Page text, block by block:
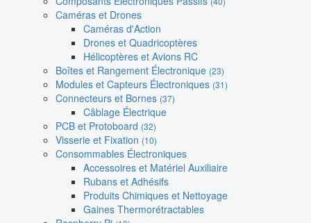
Caméras et Drones
Caméras d'Action
Drones et Quadricoptères
Hélicoptères et Avions RC
Boîtes et Rangement Électronique (23)
Modules et Capteurs Électroniques (31)
Connecteurs et Bornes (37)
Câblage Électrique
PCB et Protoboard (32)
Visserie et Fixation (10)
Consommables Électroniques
Accessoires et Matériel Auxiliaire
Rubans et Adhésifs
Produits Chimiques et Nettoyage
Gaines Thermorétractables